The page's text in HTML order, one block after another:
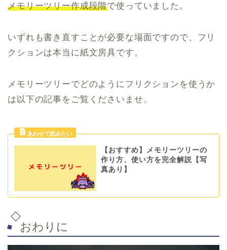
メモリーツリー作成段階で使っていました。
いずれも書き直すことが必要な場面ですので、フリ
クションは本当に紙文房具です。
メモリーツリーでどのようにフリクションを使うか
は以下の記事をご覧くださいませ。
【おすすめ】メモリーツリーの
作り方、使い方を完全解説【写
真あり】
おわりに